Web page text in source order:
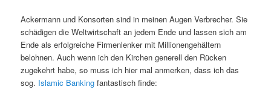
Ackermann und Konsorten sind in meinen Augen Verbrecher. Sie
schädigen die Weltwirtschaft an jedem Ende und lassen sich am
Ende als erfolgreiche Firmenlenker mit Millionengehältern
belohnen. Auch wenn ich den Kirchen generell den Rücken
zugekehrt habe, so muss ich hier mal anmerken, dass ich das
sog. Islamic Banking fantastisch finde: